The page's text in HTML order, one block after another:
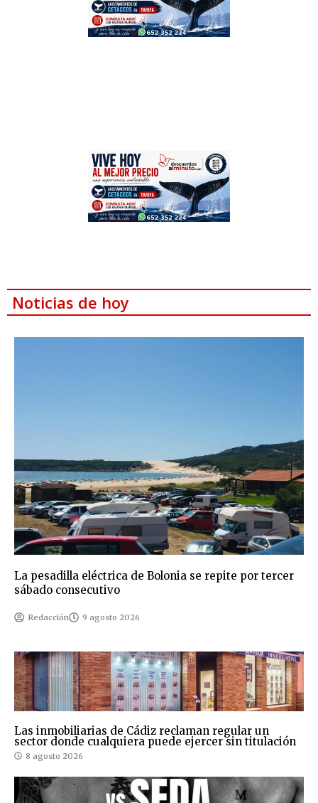
Noticias de hoy
La pesadilla eléctrica de Bolonia se repite por tercer
sábado consecutivo
Redacción 9 agosto 2026
Las inmobiliarias de Cádiz reclaman regular un
sector donde cualquiera puede ejercer sin titulación
8 agosto 2026